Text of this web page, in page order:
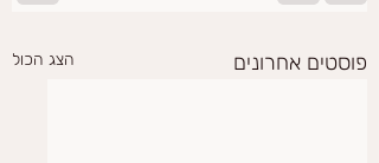
פוסטים אחרונים הצג הכול